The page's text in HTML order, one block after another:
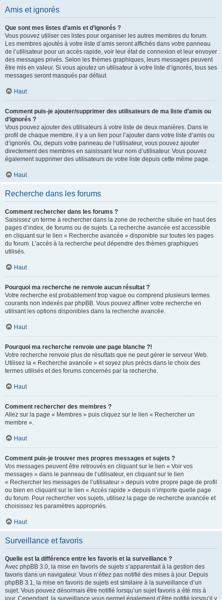
Amis et ignorés
Que sont mes listes d’amis et d’ignorés ?
Vous pouvez utiliser ces listes pour organiser les autres membres du forum.
Les membres ajoutés à votre liste d’amis seront affichés dans votre panneau
de l’utilisateur pour un accès rapide, voir leur état de connexion et leur envoyer
des messages privés. Selon les thèmes graphiques, leurs messages peuvent
être mis en valeur. Si vous ajoutez un utilisateur à votre liste d’ignorés, tous ses
messages seront masqués par défaut.
Haut
Comment puis-je ajouter/supprimer des utilisateurs de ma liste d’amis ou
d’ignorés ?
Vous pouvez ajouter des utilisateurs à votre liste de deux manières. Dans le
profil de chaque membre, il y a un lien pour l’ajouter dans votre liste d’amis ou
d’ignorés. Ou, depuis votre panneau de l’utilisateur, vous pouvez ajouter
directement des membres en saisissant leur nom d’utilisateur. Vous pouvez
également supprimer des utilisateurs de votre liste depuis cette même page.
Haut
Recherche dans les forums
Comment rechercher dans les forums ?
Saisissez un terme à rechercher dans la zone de recherche située en haut des
pages d’index, de forums ou de sujets. La recherche avancée est accessible
en cliquant sur le lien « Recherche avancée » disponible sur toutes les pages
du forum. L’accès à la recherche peut dépendre des thèmes graphiques
utilisés.
Haut
Pourquoi ma recherche ne renvoie aucun résultat ?
Votre recherche est probablement trop vague ou comprend plusieurs termes
courants non indexés par phpBB. Vous pouvez affiner votre recherche en
utilisant les options disponibles dans la recherche avancée.
Haut
Pourquoi ma recherche renvoie une page blanche ?!
Votre recherche renvoie plus de résultats que ne peut gérer le serveur Web.
Utilisez la « Recherche avancée » et soyez plus précis dans le choix des
termes utilisés et des forums concernés par la recherche.
Haut
Comment rechercher des membres ?
Allez sur la page « Membres » puis cliquez sur le lien « Rechercher un
membre ».
Haut
Comment puis-je trouver mes propres messages et sujets ?
Vos messages peuvent être retrouvés en cliquant sur le lien « Voir vos
messages » dans le panneau de l’utilisateur, en cliquant sur le lien
« Rechercher les messages de l’utilisateur » depuis votre propre page de profil
ou bien en cliquant sur le lien « Accès rapide » depuis n’importe quelle page
du forum. Pour rechercher vos sujets, utilisez la page de recherche avancée et
choisissez les paramètres appropriés.
Haut
Surveillance et favoris
Quelle est la différence entre les favoris et la surveillance ?
Avec phpBB 3.0, la mise en favoris de sujets s’apparentait à la gestion des
favoris dans un navigateur. Vous n’étiez pas notifié des mises à jour. Depuis
phpBB 3.1, la mise en favoris de sujets est similaire à la surveillance d’un
sujet. Vous pouvez désormais être notifié lorsqu’un sujet favoris a été mis à
jour. Cependant, la surveillance vous permet également d’être notifié lorsqu’il y